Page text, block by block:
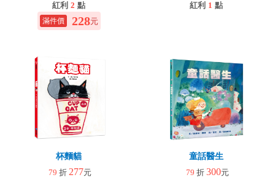
紅利 2 點
228元
紅利 1 點
杯麵貓
79 折 277元
童話醫生
79 折 300元